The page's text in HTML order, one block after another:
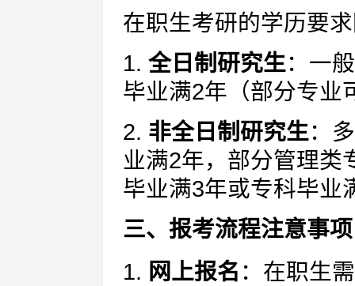
在职生考研的学历要
1. 全日制研究生：一
毕业满2年（部分专业
2. 非全日制研究生：
业满2年，部分管理类
毕业满3年或专科毕业
三、报考流程注意事项
1. 网上报名 ：在职生